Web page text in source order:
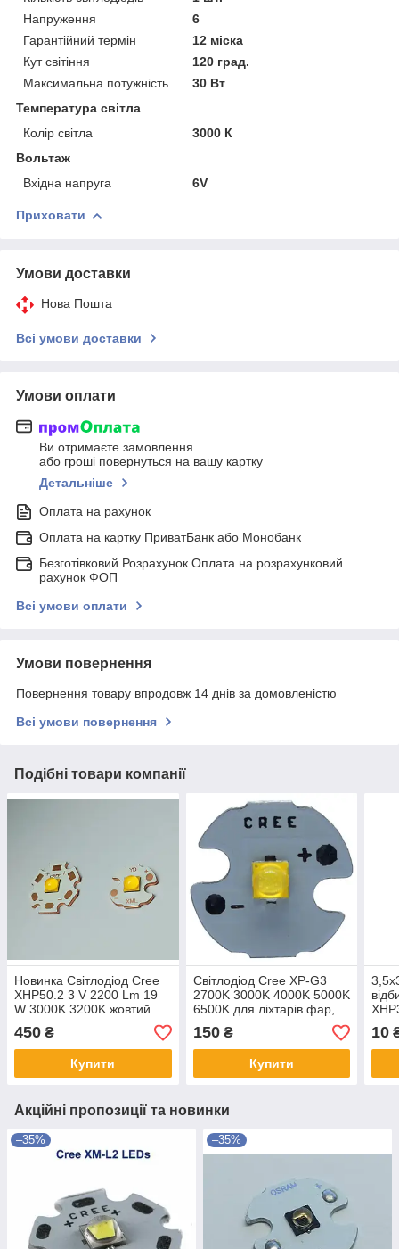
Напруження
6
Гарантійний термін
12 міска
Кут світіння
120 град.
Максимальна потужність
30 Вт
Температура світла
Колір світла
3000 К
Вольтаж
Вхідна напруга
6V
Приховати
Умови доставки
Нова Пошта
Всі умови доставки
Умови оплати
Ви отримаєте замовлення
або гроші повернуться на вашу картку
Детальніше
Оплата на рахунок
Оплата на картку ПриватБанк або Монобанк
Безготівковий Розрахунок Оплата на розрахунковий
рахунок ФОП
Всі умови оплати
Умови повернення
Повернення товару впродовж 14 днів за домовленістю
Всі умови повернення
Подібні товари компанії
Новинка Світлодіод Cree
XHP50.2 3 V 2200 Lm 19
W 3000K 3200K жовтий
світло для ліхтарів, фар,
світильників мідь 20 мм
450 ₴
Купити
Світлодіод Cree XP-G3
2700K 3000K 4000K 5000K
6500K для ліхтарів фар,
світильників 12 14 16 20
мм
150₴
Купити
10
Акційні пропозиції та новинки
–35% –35%